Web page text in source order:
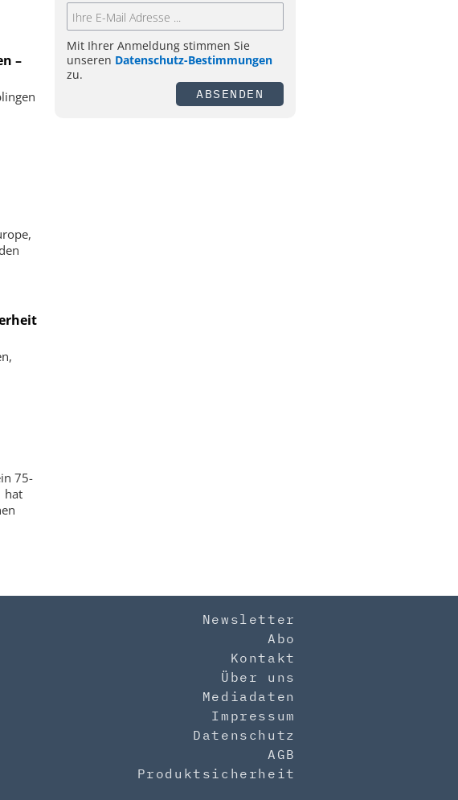
–
75-
hat
Mit Ihrer Anmeldung stimmen Sie
unseren Datenschutz-Bestimmungen
zu.
ABSENDEN
Newsletter
Abo
Kontakt
Über uns
Mediadaten
Impressum
Datenschutz
AGB
Produktsicherheit